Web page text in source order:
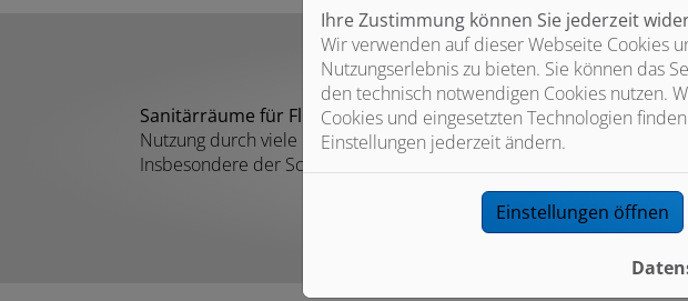
Sanitärräume für Flughäfen und Messegeländesowie
Nutzung durch viele Personen.
Insbesondere der Schutz vor Vandalismus wird durch moderne
Ihre Zustimmung können Sie jederzeit
Wir verwenden auf dieser Webseite Cookies
Nutzungserlebnis zu bieten. Sie können das
den technisch notwendigen Cookies nutzen.
Cookies und eingesetzten Technologien
Einstellungen jederzeit ändern.
Einstellungen öffnen